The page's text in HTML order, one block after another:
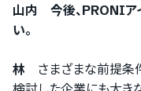
山内 今後、PRONIア
い。
林 さまざまな前提条